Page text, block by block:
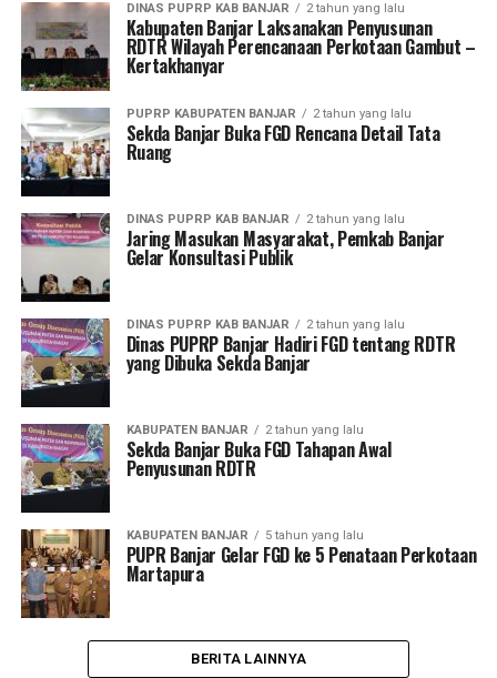
DINAS PUPRP KAB BANJAR 2 tahun yang lalu
Kabupaten Banjar Laksanakan Penyusunan
RDTR Wilayah Perencanaan Perkotaan Gambut –
Kertakhanyar
PUPRP KABUPATEN BANJAR 2 tahun yang lalu
Sekda Banjar Buka FGD Rencana Detail Tata
Ruang
DINAS PUPRP KAB BANJAR 2 tahun yang lalu
Jaring Masukan Masyarakat, Pemkab Banjar
Gelar Konsultasi Publik
DINAS PUPRP KAB BANJAR 2 tahun yang lalu
Dinas PUPRP Banjar Hadiri FGD tentang RDTR
yang Dibuka Sekda Banjar
KABUPATEN BANJAR 2 tahun yang lalu
Sekda Banjar Buka FGD Tahapan Awal
Penyusunan RDTR
KABUPATEN BANJAR 5 tahun yang lalu
PUPR Banjar Gelar FGD ke 5 Penataan Perkotaan
Martapura
BERITA LAINNYA